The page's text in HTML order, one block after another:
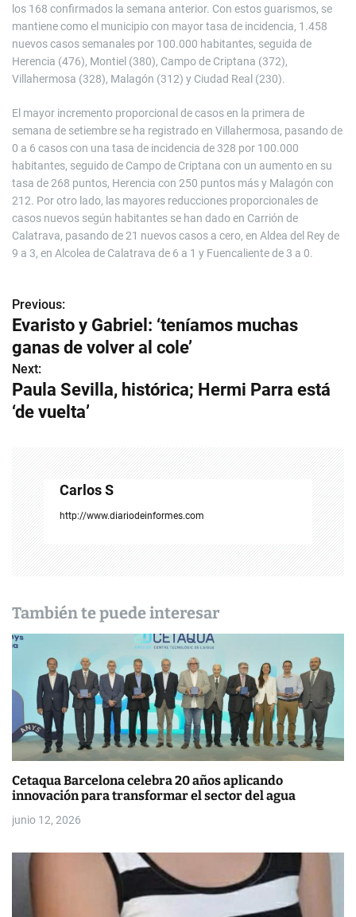
los 168 confirmados la semana anterior. Con estos guarismos, se
mantiene como el municipio con mayor tasa de incidencia, 1.458
nuevos casos semanales por 100.000 habitantes, seguida de
Herencia (476), Montiel (380), Campo de Criptana (372),
Villahermosa (328), Malagón (312) y Ciudad Real (230).
El mayor incremento proporcional de casos en la primera de
semana de setiembre se ha registrado en Villahermosa, pasando de
0 a 6 casos con una tasa de incidencia de 328 por 100.000
habitantes, seguido de Campo de Criptana con un aumento en su
tasa de 268 puntos, Herencia con 250 puntos más y Malagón con
212. Por otro lado, las mayores reducciones proporcionales de
casos nuevos según habitantes se han dado en Carrión de
Calatrava, pasando de 21 nuevos casos a cero, en Aldea del Rey de
9 a 3, en Alcolea de Calatrava de 6 a 1 y Fuencaliente de 3 a 0.
N
a
v
e
d
e
n
t
r
a
d
a
Previous:
Evaristo y Gabriel: ‘teníamos muchas
ganas de volver al cole’
Next:
Paula Sevilla, histórica; Hermi Parra está
‘de vuelta’
Carlos S
http://www.diariodeinformes.com
También te puede interesar
Cetaqua Barcelona celebra 20 años aplicando
innovación para transformar el sector del agua
junio 12, 2026